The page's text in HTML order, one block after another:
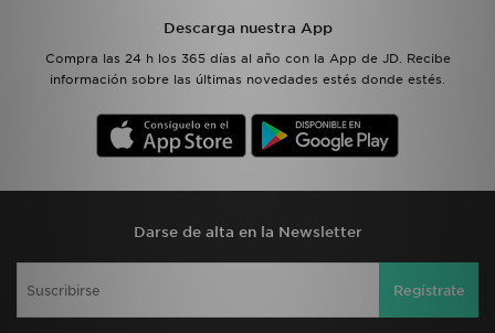
Descarga nuestra App
Compra las 24 h los 365 días al año con la App de JD. Recibe
información sobre las últimas novedades estés donde estés.
Darse de alta en la Newsletter
Regístrate